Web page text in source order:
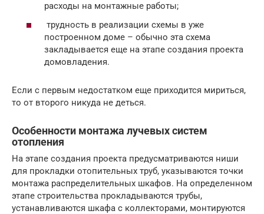
расходы на монтажные работы;
трудность в реализации схемы в уже
построенном доме – обычно эта схема
закладывается еще на этапе создания проекта
домовладения.
Если с первым недостатком еще приходится мириться,
то от второго никуда не деться.
Особенности монтажа лучевых систем
отопления
На этапе создания проекта предусматриваются ниши
для прокладки отопительных труб, указываются точки
монтажа распределительных шкафов. На определенном
этапе строительства прокладываются трубы,
устанавливаются шкафа с коллекторами, монтируются